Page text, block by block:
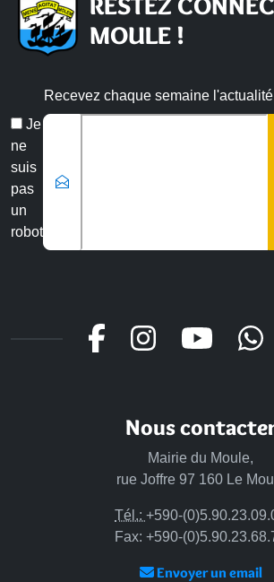
MOULE !
Recevez chaque semaine
Je
ne
suis
pas
un
robot
Veuillez laisser ce champ vide :
Email
Nous
Mairie du Moule,
rue Joffre 97 160 Le
Tél.: +590-
Fax: +590-
Envoyer un email